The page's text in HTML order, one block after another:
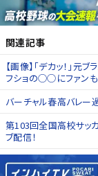
関連記事
【画像】「デカッ！」元
フショの◯◯にファンも
バーチャル春高バレー
第103回全国高校サッ
ブ配信！